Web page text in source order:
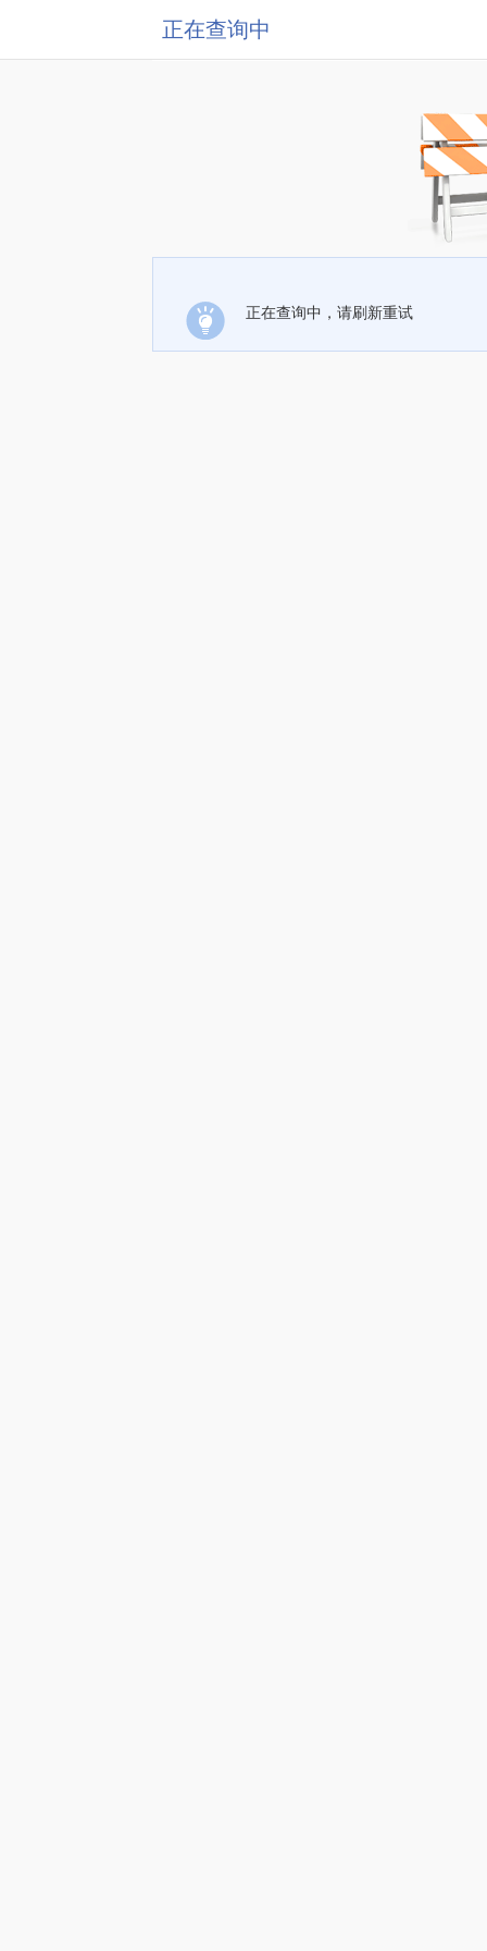
正在查询中
正在查询中，请刷新重试